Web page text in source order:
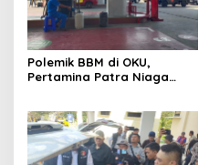
Polemik BBM di OKU,
Pertamina Patra Niaga
BBM Subsidi dan Perkuat
Pengawasan di Kabupaten
Ogan Komering Ulu